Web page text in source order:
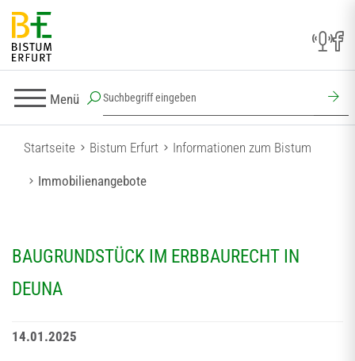
Menü
Startseite Bistum Erfurt Informationen zum Bistum
Immobilienangebote
BAUGRUNDSTÜCK IM ERBBAURECHT IN
DEUNA
14.01.2025